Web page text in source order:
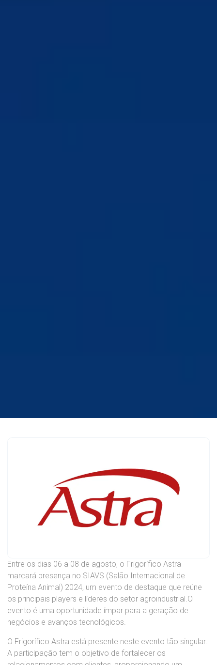
Entre os dias 06 a 08 de agosto, o Frigorífico Astra
marcará presença no SIAVS (Salão Internacional de
Proteína Animal) 2024, um evento de destaque que reúne
os principais players e líderes do setor agroindustrial.O
evento é uma oportunidade ímpar para a geração de
negócios e avanços tecnológicos.
O Frigorífico Astra está presente neste evento tão singular.
A participação tem o objetivo de fortalecer os